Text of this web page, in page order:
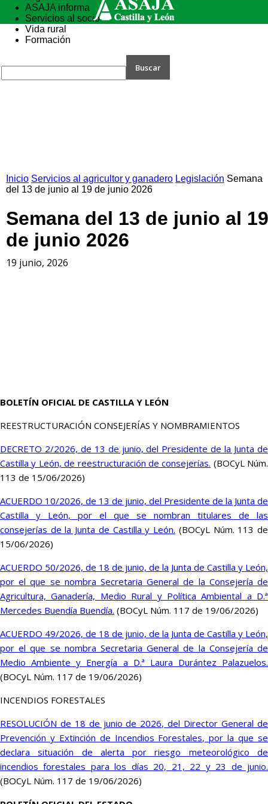
ASAJA informa
Servicios al socio
Vida rural
Formación
Inicio Servicios al agricultor y ganadero Legislación Semana
del 13 de junio al 19 de junio 2026
Semana del 13 de junio al 19
de junio 2026
19 junio, 2026
BOLETÍN OFICIAL DE CASTILLA Y LEÓN
REESTRUCTURACIÓN CONSEJERÍAS Y NOMBRAMIENTOS
DECRETO 2/2026, de 13 de junio, del Presidente de la Junta de
Castilla y León, de reestructuración de consejerías. (BOCyL Núm.
113 de 15/06/2026)
ACUERDO 10/2026, de 13 de junio, del Presidente de la Junta de
Castilla y León, por el que se nombran titulares de las
consejerías de la Junta de Castilla y León. (BOCyL Núm. 113 de
15/06/2026)
ACUERDO 50/2026, de 18 de junio, de la Junta de Castilla y León,
por el que se nombra Secretaria General de la Consejería de
Agricultura, Ganadería, Medio Rural y Política Ambiental a D.ª
Mercedes Buendía Buendía. (BOCyL Núm. 117 de 19/06/2026)
ACUERDO 49/2026, de 18 de junio, de la Junta de Castilla y León,
por el que se nombra Secretaria General de la Consejería de
Medio Ambiente y Energía a D.ª Laura Durántez Palazuelos.
(BOCyL Núm. 117 de 19/06/2026)
INCENDIOS FORESTALES
RESOLUCIÓN de 18 de junio de 2026, del Director General de
Prevención y Extinción de Incendios Forestales, por la que se
declara situación de alerta por riesgo meteorológico de
incendios forestales para los días 20, 21, 22 y 23 de junio.
(BOCyL Núm. 117 de 19/06/2026)